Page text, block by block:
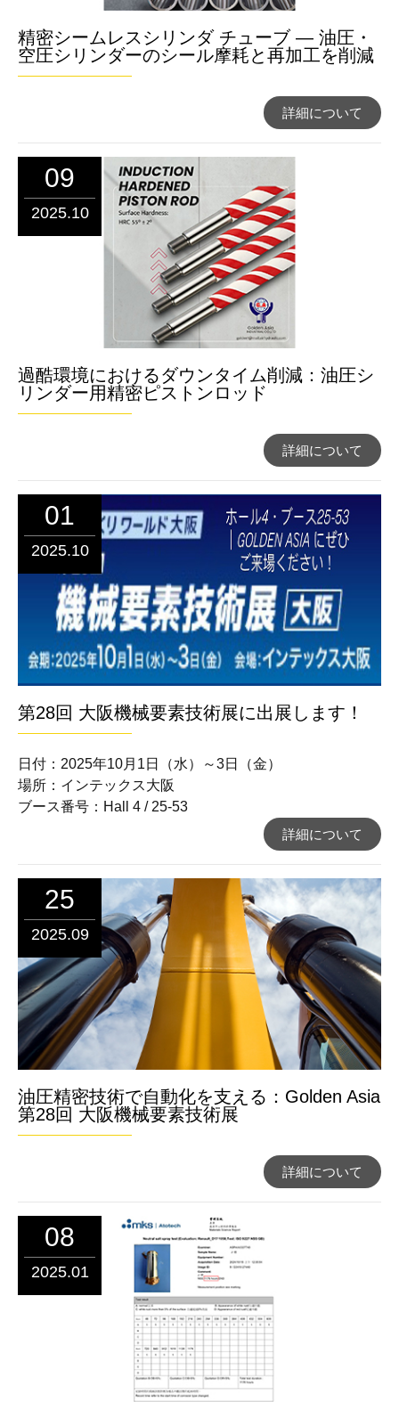
精密シームレスシリンダ チューブ ― 油圧・
空圧シリンダーのシール摩耗と再加工を削減
詳細について
09
2025.10
過酷環境におけるダウンタイム削減：油圧シ
リンダー用精密ピストンロッド
詳細について
01
2025.10
第28回 大阪機械要素技術展に出展します！
日付：2025年10月1日（水）～3日（金）
場所：インテックス大阪
ブース番号：Hall 4 / 25-53
詳細について
25
2025.09
油圧精密技術で自動化を支える：Golden Asia
第28回 大阪機械要素技術展
詳細について
08
2025.01